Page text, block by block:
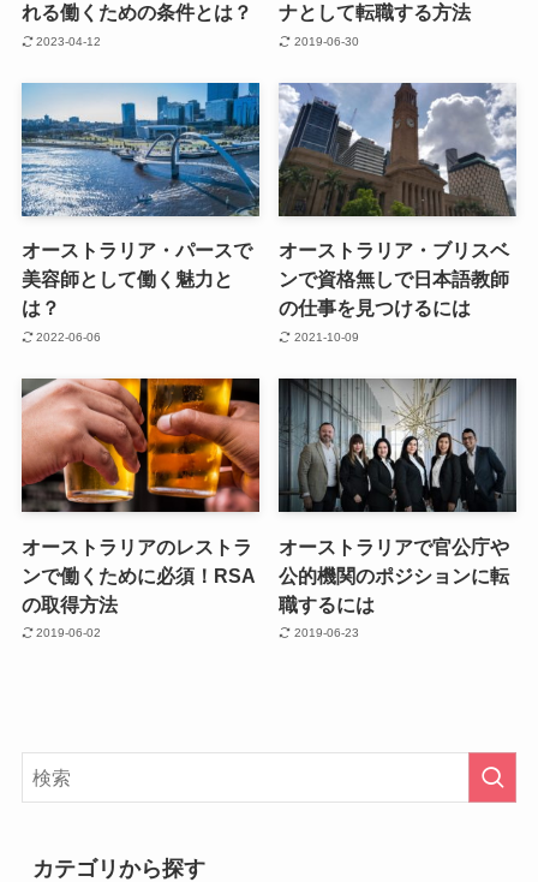
れる働くための条件とは？
2023-04-12
ナとして転職する方法
2019-06-30
オーストラリア・パースで
美容師として働く魅力と
は？
2022-06-06
オーストラリア・ブリスベ
ンで資格無しで日本語教師
の仕事を見つけるには
2021-10-09
オーストラリアのレストラ
ンで働くために必須！RSA
の取得方法
2019-06-02
オーストラリアで官公庁や
公的機関のポジションに転
職するには
2019-06-23
カテゴリから探す